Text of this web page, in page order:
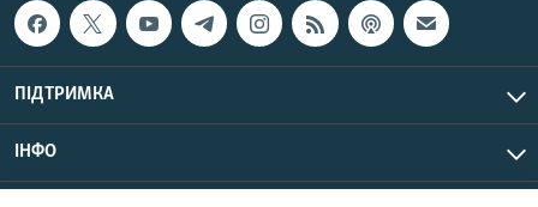
ПІДТРИМКА
ІНФО